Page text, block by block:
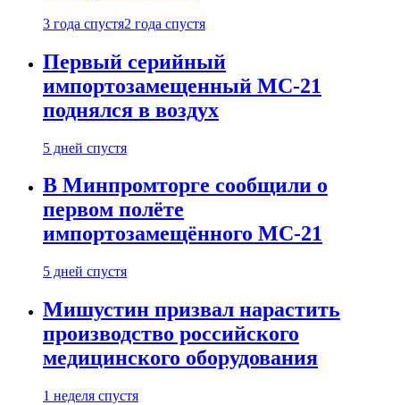
3 года спустя2 года спустя
Первый серийный
импортозамещенный МС-21
поднялся в воздух
5 дней спустя
В Минпромторге сообщили о
первом полёте
импортозамещённого МС-21
5 дней спустя
Мишустин призвал нарастить
производство российского
медицинского оборудования
1 неделя спустя